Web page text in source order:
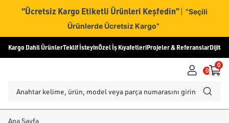
“Ücretsiz Kargo Etiketli Ürünleri Keşfedin” | “Seçili
Ürünlerde Ücretsiz Kargo”
Kargo Dahil ÜrünlerTeklif İsteyinÖzel İş KıyafetleriProjeler & ReferanslarDijital
0
0
Ana Sayfa